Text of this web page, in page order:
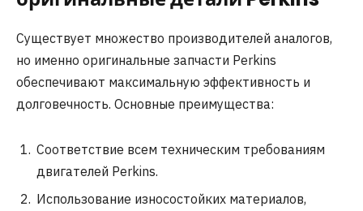
Существует множество производителей аналогов,
но именно оригинальные запчасти Perkins
обеспечивают максимальную эффективность и
долговечность. Основные преимущества:
Соответствие всем техническим требованиям
двигателей Perkins.
Использование износостойких материалов,